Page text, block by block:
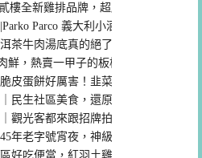
樓全新雞排品牌，超脆燕麥雞排值得
Parco 義大利小酒館 超美味牛肚
茶牛肉湯底真的絕了！神秘私廚牛肉
鮮，熱賣一甲子的板橋府中美食
皮蛋餅好厲害！韭菜盒子也必吃，台
民生社區美食，還原台南街邊老味道
觀光客都來跟招牌拍照的人氣鮮魚湯
年老字號宵夜，神級紅燒大腸!中山區
好吃便當，紅羽土雞肉每日新鮮直送